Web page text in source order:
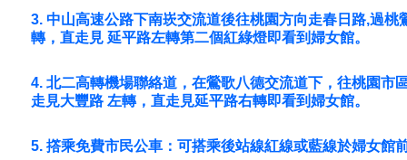
3. 中山高速公路下南崁交流道後往桃園方向走春日路,過桃
轉，直走見 延平路左轉第二個紅綠燈即看到婦女館。
4. 北二高轉機場聯絡道，在鶯歌八德交流道下，往桃園市
走見大豐路 左轉，直走見延平路右轉即看到婦女館。
5. 撘乘免費市民公車：可搭乘後站線紅線或藍線於婦女館